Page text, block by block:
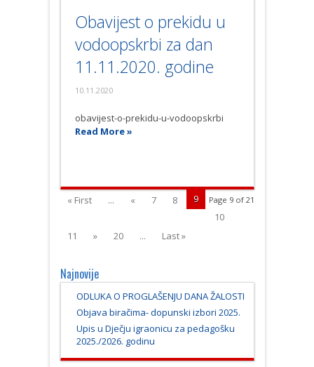
Obavijest o prekidu u
vodoopskrbi za dan
11.11.2020. godine
10.11.2020
obavijest-o-prekidu-u-vodoopskrbi
Read More »
Page 9 of 21
« First ... « 7 8
9
10
11
» 20 ... Last »
Najnovije
ODLUKA O PROGLAŠENJU DANA ŽALOSTI
Objava biračima- dopunski izbori 2025.
Upis u Dječju igraonicu za pedagošku
2025./2026. godinu